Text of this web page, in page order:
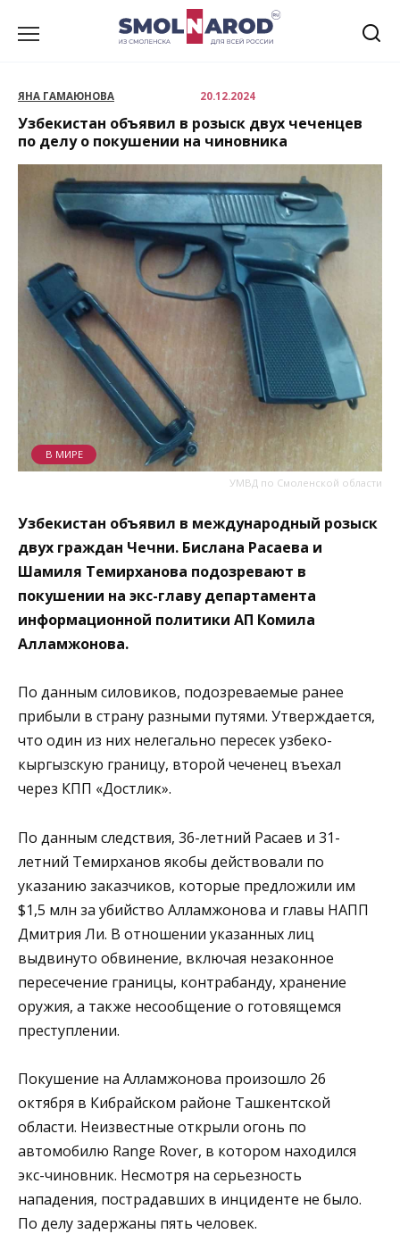
ЯНА ГАМАЮНОВА 20.12.2024
Узбекистан объявил в розыск двух чеченцев
по делу о покушении на чиновника
УМВД по Смоленской области
В МИРЕ
Узбекистан объявил в международный розыск
двух граждан Чечни. Бислана Расаева и
Шамиля Темирханова подозревают в
покушении на экс-главу департамента
информационной политики АП Комила
Алламжонова.
По данным силовиков, подозреваемые ранее
прибыли в страну разными путями. Утверждается,
что один из них нелегально пересек узбеко-
кыргызскую границу, второй чеченец въехал
через КПП «Достлик».
По данным следствия, 36-летний Расаев и 31-
летний Темирханов якобы действовали по
указанию заказчиков, которые предложили им
$1,5 млн за убийство Алламжонова и главы НАПП
Дмитрия Ли. В отношении указанных лиц
выдвинуто обвинение, включая незаконное
пересечение границы, контрабанду, хранение
оружия, а также несообщение о готовящемся
преступлении.
Покушение на Алламжонова произошло 26
октября в Кибрайском районе Ташкентской
области. Неизвестные открыли огонь по
автомобилю Range Rover, в котором находился
экс-чиновник. Несмотря на серьезность
нападения, пострадавших в инциденте не было.
По делу задержаны пять человек.